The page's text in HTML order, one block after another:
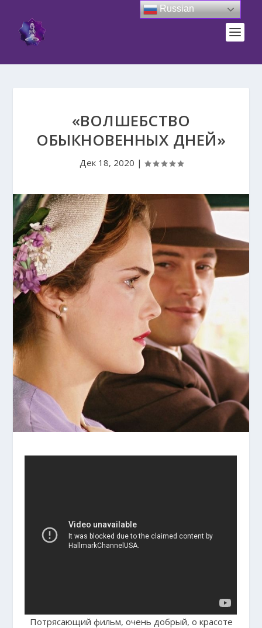
«ВОЛШЕБСТВО
ОБЫКНОВЕННЫХ ДНЕЙ»
Дек 18, 2020 |
Потрясающий фильм, очень добрый, о красоте
Russian